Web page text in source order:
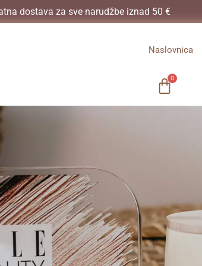
dostava za sve narudžbe iznad 50 €
Naslovnica
0
Cart